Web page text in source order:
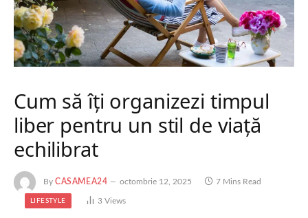
Cum să îți organizezi timpul
liber pentru un stil de viață
echilibrat
By CASAMEA24 octombrie 12, 2025 7 Mins Read
LIFESTYLE 3 Views